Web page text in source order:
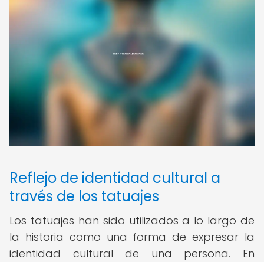
Reflejo de identidad cultural a
través de los tatuajes
Los tatuajes han sido utilizados a lo largo de
la historia como una forma de expresar la
identidad cultural de una persona. En